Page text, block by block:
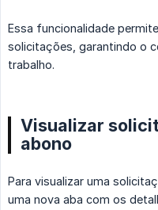
Essa funcionalidade
solicitações, garantindo o
trabalho.
Visualizar
abono
Para visualizar uma
uma nova aba com os